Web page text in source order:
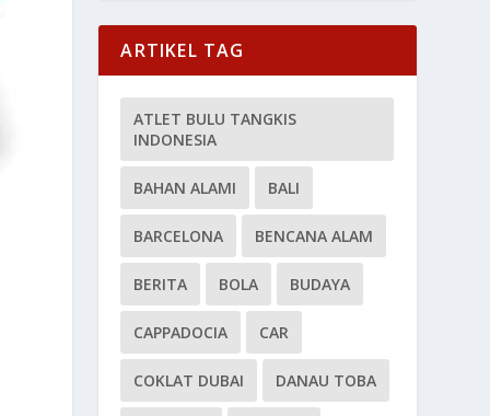
ARTIKEL TAG
ATLET BULU TANGKIS
INDONESIA
BAHAN ALAMI BALI
BARCELONA BENCANA ALAM
BERITA BOLA BUDAYA
CAPPADOCIA CAR
COKLAT DUBAI DANAU TOBA